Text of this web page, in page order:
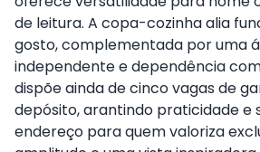
de leitura. A copa-cozinha alia
gosto, complementada por uma
independente e dependência
dispõe ainda de cinco vagas de
depósito, arantindo praticidade e
endereço para quem valoriza